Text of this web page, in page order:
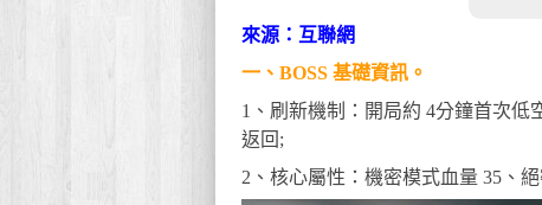
來源：互聯網
一、BOSS 基礎資訊。
1、刷新機制：開局約 4分鐘首次低
返回;
2、核心屬性：機密模式血量 35、